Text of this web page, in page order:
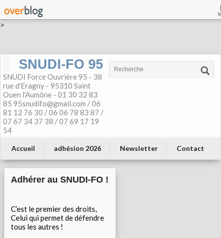
>
SNUDI-FO 95
SNUDI Force Ouvrière 95 - 38
rue d'Eragny - 95310 Saint
Ouen l'Aumône - 01 30 32 83
85 95snudifo@gmail.com / 06
81 12 76 30 / 06 06 78 83 87 /
07 67 34 37 38 / 07 69 17 19
54
Accueil adhésion 2026 Newsletter Contact
Adhérer au SNUDI-FO !
C’est le premier des droits,
Celui qui permet de défendre
tous les autres !